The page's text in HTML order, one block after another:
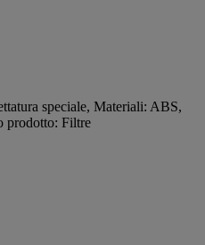
speciale, Materiali: ABS,
prodotto: Filtre